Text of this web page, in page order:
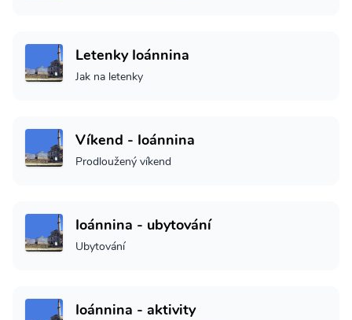
Letenky Ioánnina
Jak na letenky
Víkend - Ioánnina
Prodloužený víkend
Ioánnina - ubytování
Ubytování
Ioánnina - aktivity